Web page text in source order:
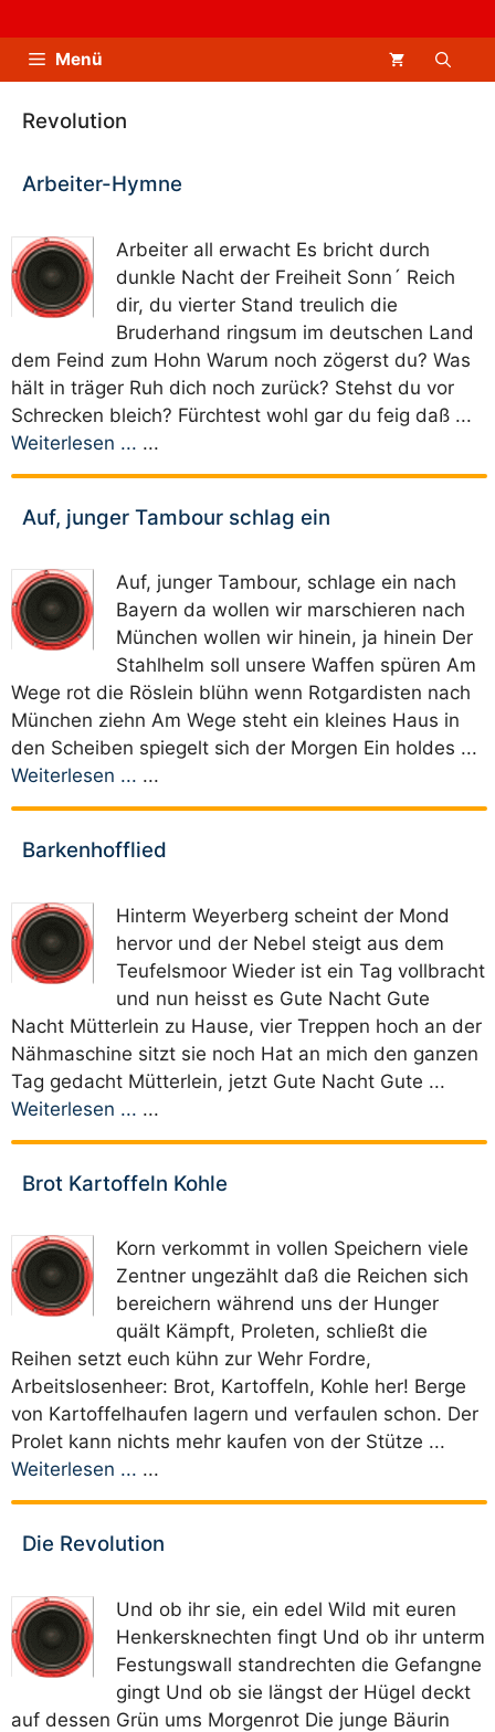
Inhalt
springenMenü
Revolution
Arbeiter-Hymne
Arbeiter all erwacht Es bricht durch
dunkle Nacht der Freiheit Sonn´ Reich
dir, du vierter Stand treulich die
Bruderhand ringsum im deutschen Land
dem Feind zum Hohn Warum noch zögerst du? Was
hält in träger Ruh dich noch zurück? Stehst du vor
Schrecken bleich? Fürchtest wohl gar du feig daß ...
Weiterlesen ... ...
Auf, junger Tambour schlag ein
Auf, junger Tambour, schlage ein nach
Bayern da wollen wir marschieren nach
München wollen wir hinein, ja hinein Der
Stahlhelm soll unsere Waffen spüren Am
Wege rot die Röslein blühn wenn Rotgardisten nach
München ziehn Am Wege steht ein kleines Haus in
den Scheiben spiegelt sich der Morgen Ein holdes ...
Weiterlesen ... ...
Barkenhofflied
Hinterm Weyerberg scheint der Mond
hervor und der Nebel steigt aus dem
Teufelsmoor Wieder ist ein Tag vollbracht
und nun heisst es Gute Nacht Gute
Nacht Mütterlein zu Hause, vier Treppen hoch an der
Nähmaschine sitzt sie noch Hat an mich den ganzen
Tag gedacht Mütterlein, jetzt Gute Nacht Gute ...
Weiterlesen ... ...
Brot Kartoffeln Kohle
Korn verkommt in vollen Speichern viele
Zentner ungezählt daß die Reichen sich
bereichern während uns der Hunger
quält Kämpft, Proleten, schließt die
Reihen setzt euch kühn zur Wehr Fordre,
Arbeitslosenheer: Brot, Kartoffeln, Kohle her! Berge
von Kartoffelhaufen lagern und verfaulen schon. Der
Prolet kann nichts mehr kaufen von der Stütze ...
Weiterlesen ... ...
Die Revolution
Und ob ihr sie, ein edel Wild mit euren
Henkersknechten fingt Und ob ihr unterm
Festungswall standrechten die Gefangne
gingt Und ob sie längst der Hügel deckt
auf dessen Grün ums Morgenrot Die junge Bäurin